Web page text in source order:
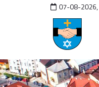
07-08-2026,